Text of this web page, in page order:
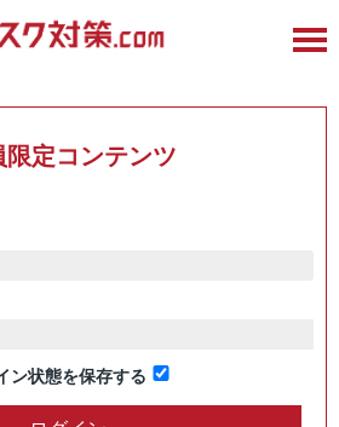
限定コンテンツ
ン状態を保存する